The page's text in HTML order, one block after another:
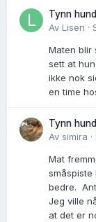
Tynn hund
Av Lisen ·
Maten blir
sett at
ikke nok
en time
Tynn hund
Av simira ·
Mat
småspiste
bedre.
Jeg ville
at det er